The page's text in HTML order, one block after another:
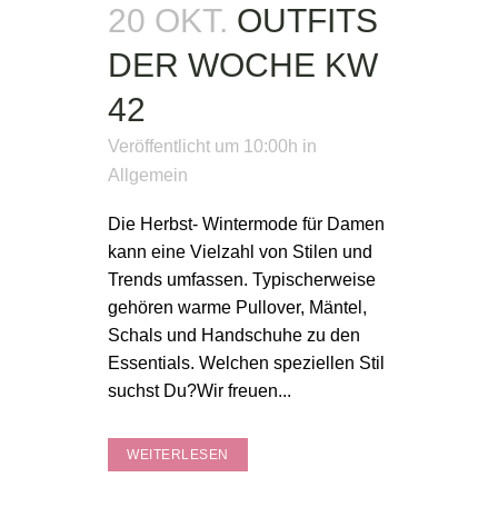
20 OKT. OUTFITS
DER WOCHE KW
42
Veröffentlicht um 10:00h in
Allgemein
Die Herbst- Wintermode für Damen
kann eine Vielzahl von Stilen und
Trends umfassen. Typischerweise
gehören warme Pullover, Mäntel,
Schals und Handschuhe zu den
Essentials. Welchen speziellen Stil
suchst Du?Wir freuen...
WEITERLESEN